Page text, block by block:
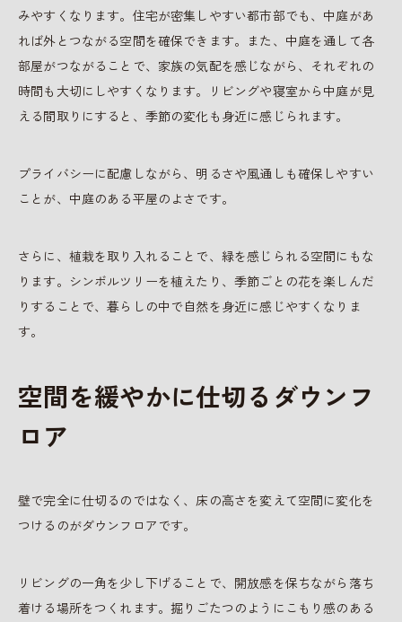
みやすくなります。住宅が密集しやすい都市部でも、中庭があ
れば外とつながる空間を確保できます。また、中庭を通して各
部屋がつながることで、家族の気配を感じながら、それぞれの
時間も大切にしやすくなります。リビングや寝室から中庭が見
える間取りにすると、季節の変化も身近に感じられます。
プライバシーに配慮しながら、明るさや風通しも確保しやすい
ことが、中庭のある平屋のよさです。
さらに、植栽を取り入れることで、緑を感じられる空間にもな
ります。シンボルツリーを植えたり、季節ごとの花を楽しんだ
りすることで、暮らしの中で自然を身近に感じやすくなりま
す。
空間を緩やかに仕切るダウンフ
ロア
壁で完全に仕切るのではなく、床の高さを変えて空間に変化を
つけるのがダウンフロアです。
リビングの一角を少し下げることで、開放感を保ちながら落ち
着ける場所をつくれます。掘りごたつのようにこもり感のある